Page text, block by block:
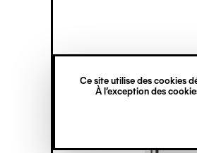
Ce site utilise des cookies
À l’exception des
principal
verticale